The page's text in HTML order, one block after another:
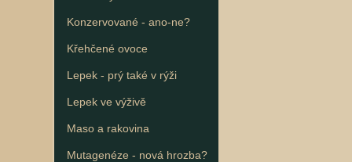
Konzervované - ano-ne?
Křehčené ovoce
Lepek - prý také v rýži
Lepek ve výživě
Maso a rakovina
Mutagenéze - nová hrozba?